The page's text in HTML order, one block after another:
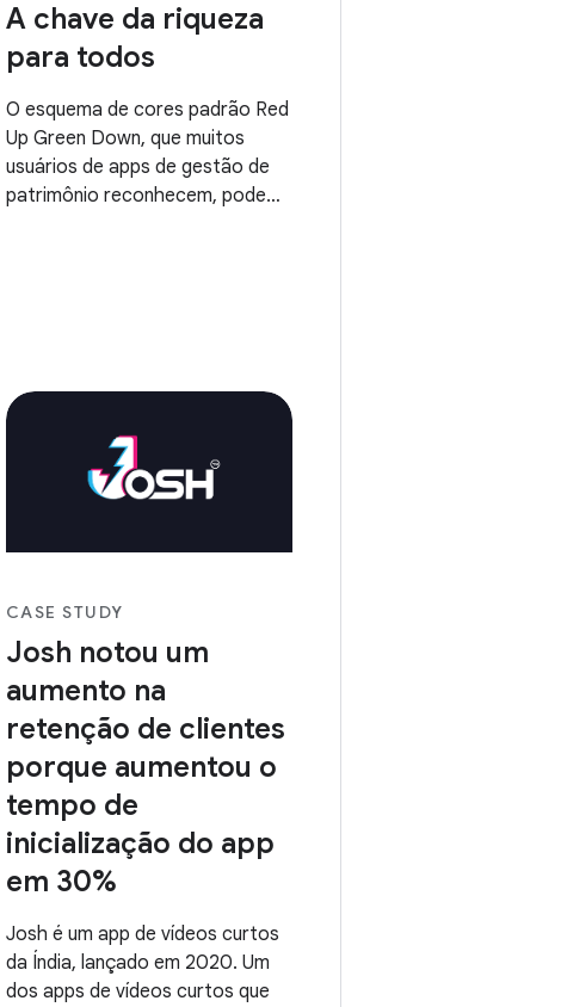
A chave da riqueza
para todos
O esquema de cores padrão Red
Up Green Down, que muitos
usuários de apps de gestão de
patrimônio reconhecem, pode
fazendo melhorias concretas
para que todos possam
entender o segredo da riqueza.
CASE STUDY
Josh notou um
aumento na
retenção de clientes
porque aumentou o
tempo de
inicialização do app
em 30%
Josh é um app de vídeos curtos
da Índia, lançado em 2020. Um
dos apps de vídeos curtos que